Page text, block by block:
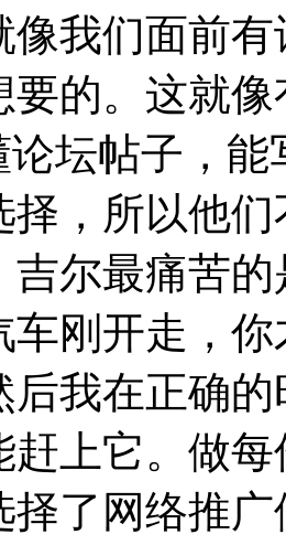
像我们面前
要的。这就
论坛帖子，
择，所以他
吉尔最痛苦
车刚开走，
后我在正确
赶上它。做
择了网络推